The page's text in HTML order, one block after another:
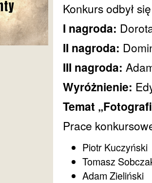
Konkurs odbył
I nagroda:
II nagroda:
III nagroda:
Wyróżnienie:
Temat
Prace
Piotr Kuczyński
Tomasz
Adam Zieliński